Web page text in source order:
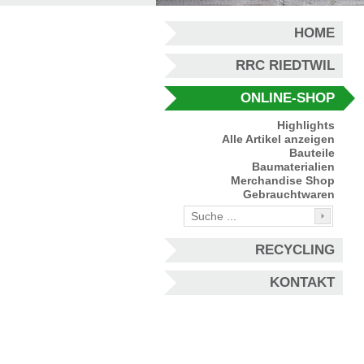
HOME
RRC RIEDTWIL
ONLINE-SHOP
Highlights
Alle Artikel anzeigen
Bauteile
Baumaterialien
Merchandise Shop
Gebrauchtwaren
RECYCLING
KONTAKT